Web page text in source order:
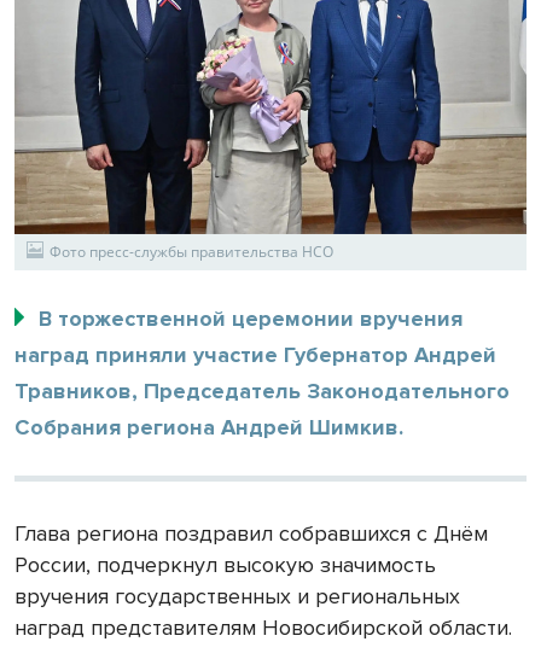
Фото пресс-службы правительства НСО
В торжественной церемонии вручения
наград приняли участие Губернатор Андрей
Травников, Председатель Законодательного
Собрания региона Андрей Шимкив.
Глава региона поздравил собравшихся с Днём
России, подчеркнул высокую значимость
вручения государственных и региональных
наград представителям Новосибирской области.